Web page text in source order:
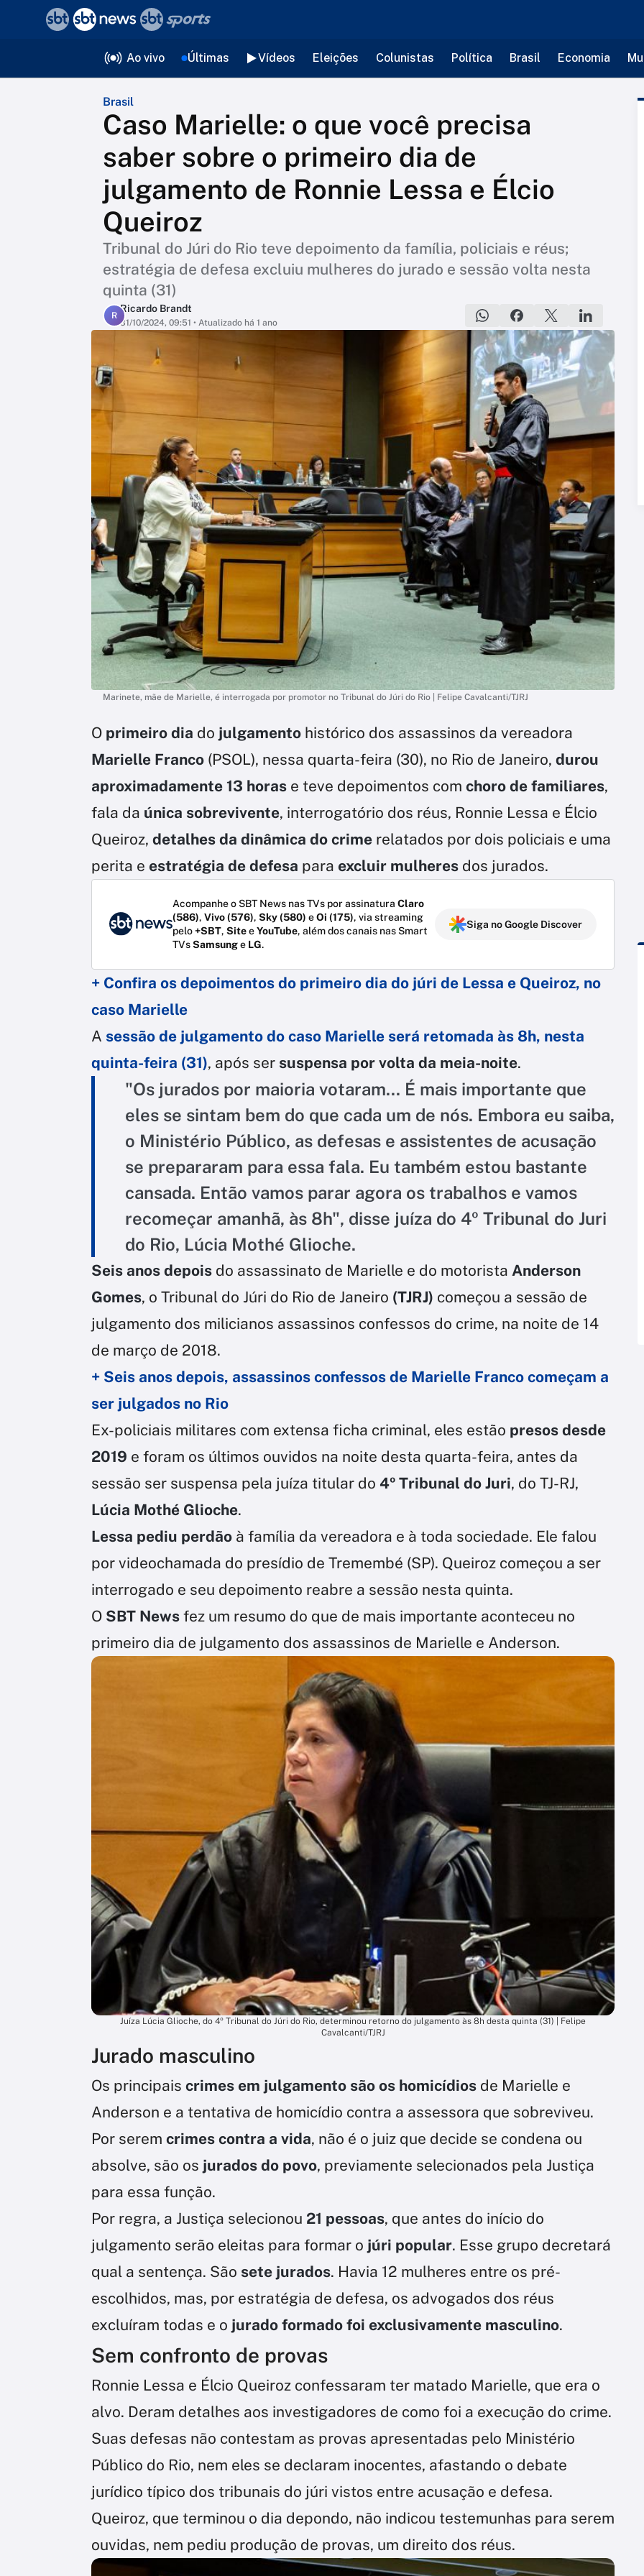
Ao vivo Últimas Vídeos Eleições Colunistas Política Brasil Economia
Brasil
Caso Marielle: o que você precisa
saber sobre o primeiro dia de
julgamento de Ronnie Lessa e Élcio
Queiroz
Tribunal do Júri do Rio teve depoimento da família, policiais e réus;
estratégia de defesa excluiu mulheres do jurado e sessão volta nesta
quinta (31)
R
Ricardo Brandt
31/10/2024, 09:51 • Atualizado há 1 ano
Marinete, mãe de Marielle, é interrogada por promotor no Tribunal do Júri do Rio | Felipe Cavalcanti/TJRJ
O primeiro dia do julgamento histórico dos assassinos da vereadora
Marielle Franco (PSOL), nessa quarta-feira (30), no Rio de Janeiro, durou
aproximadamente 13 horas e teve depoimentos com choro de familiares,
fala da única sobrevivente, interrogatório dos réus, Ronnie Lessa e Élcio
Queiroz, detalhes da dinâmica do crime relatados por dois policiais e uma
perita e estratégia de defesa para excluir mulheres dos jurados.
Acompanhe o SBT News nas TVs por assinatura Claro
(586), Vivo (576), Sky (580) eOi (175), via streaming
pelo+SBT, SiteeYouTube, além dos canais nas Smart
TVsSamsunge LG.
Siga no Google Discover
+ Confira os depoimentos do primeiro dia do júri de Lessa e Queiroz, no
caso Marielle
A sessão de julgamento do caso Marielle será retomada às 8h, nesta
quinta-feira (31), após ser suspensa por volta da meia-noite.
"Os jurados por maioria votaram... É mais importante que
eles se sintam bem do que cada um de nós. Embora eu saiba,
o Ministério Público, as defesas e assistentes de acusação
se prepararam para essa fala. Eu também estou bastante
cansada. Então vamos parar agora os trabalhos e vamos
recomeçar amanhã, às 8h", disse juíza do 4º Tribunal do Juri
do Rio, Lúcia Mothé Glioche.
Seis anos depois do assassinato de Marielle e do motorista Anderson
Gomes, o Tribunal do Júri do Rio de Janeiro (TJRJ) começou a sessão de
julgamento dos milicianos assassinos confessos do crime, na noite de 14
de março de 2018.
+ Seis anos depois, assassinos confessos de Marielle Franco começam a
ser julgados no Rio
Ex-policiais militares com extensa ficha criminal, eles estão presos desde
2019 e foram os últimos ouvidos na noite desta quarta-feira, antes da
sessão ser suspensa pela juíza titular do 4º Tribunal do Juri, do TJ-RJ,
Lúcia Mothé Glioche.
Lessa pediu perdão à família da vereadora e à toda sociedade. Ele falou
por videochamada do presídio de Tremembé (SP). Queiroz começou a ser
interrogado e seu depoimento reabre a sessão nesta quinta.
O SBT News fez um resumo do que de mais importante aconteceu no
primeiro dia de julgamento dos assassinos de Marielle e Anderson.
Juíza Lúcia Glioche, do 4º Tribunal do Júri do Rio, determinou retorno do julgamento às 8h desta quinta (31) | Felipe
Cavalcanti/TJRJ
Jurado masculino
Os principais crimes em julgamento são os homicídios de Marielle e
Anderson e a tentativa de homicídio contra a assessora que sobreviveu.
Por serem crimes contra a vida, não é o juiz que decide se condena ou
absolve, são os jurados do povo, previamente selecionados pela Justiça
para essa função.
Por regra, a Justiça selecionou 21 pessoas, que antes do início do
julgamento serão eleitas para formar o júri popular. Esse grupo decretará
qual a sentença. São sete jurados. Havia 12 mulheres entre os pré-
escolhidos, mas, por estratégia de defesa, os advogados dos réus
excluíram todas e o jurado formado foi exclusivamente masculino.
Sem confronto de provas
Ronnie Lessa e Élcio Queiroz confessaram ter matado Marielle, que era o
alvo. Deram detalhes aos investigadores de como foi a execução do crime.
Suas defesas não contestam as provas apresentadas pelo Ministério
Público do Rio, nem eles se declaram inocentes, afastando o debate
jurídico típico dos tribunais do júri vistos entre acusação e defesa.
Queiroz, que terminou o dia depondo, não indicou testemunhas para serem
ouvidas, nem pediu produção de provas, um direito dos réus.
voltar
Editorias